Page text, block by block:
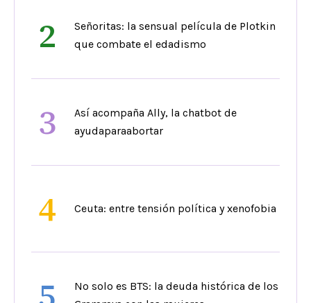
2
Señoritas: la sensual película de Plotkin
que combate el edadismo
3
Así acompaña Ally, la chatbot de
ayudaparaabortar
4 Ceuta: entre tensión política y xenofobia
No solo es BTS: la deuda histórica de los